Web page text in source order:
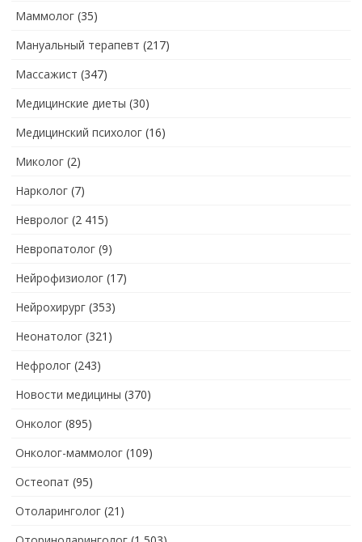
Маммолог (35)
Мануальный терапевт (217)
Массажист (347)
Медицинские диеты (30)
Медицинский психолог (16)
Миколог (2)
Нарколог (7)
Невролог (2 415)
Невропатолог (9)
Нейрофизиолог (17)
Нейрохирург (353)
Неонатолог (321)
Нефролог (243)
Новости медицины (370)
Онколог (895)
Онколог-маммолог (109)
Остеопат (95)
Отоларинголог (21)